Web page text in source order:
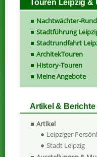
Touren Leipzig &
Nachtwächter-
Stadtführung
Stadtrundfahrt
ArchitekTouren
History-Touren
Meine Angebote
Artikel & Berichte
Artikel
Leipziger
Stadt Leipzig